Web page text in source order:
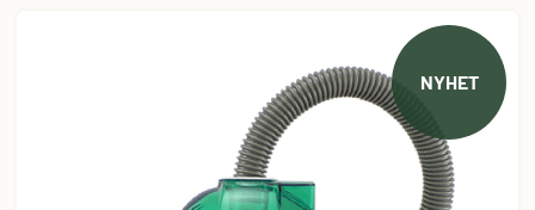
NYHET